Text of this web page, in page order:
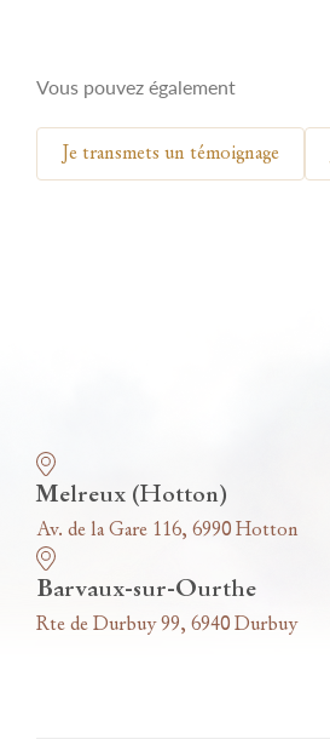
Vous pouvez également
Je transmets un témoignage
Melreux (Hotton)
Av. de la Gare 116, 6990 Hotton
Barvaux-sur-Ourthe
Rte de Durbuy 99, 6940 Durbuy